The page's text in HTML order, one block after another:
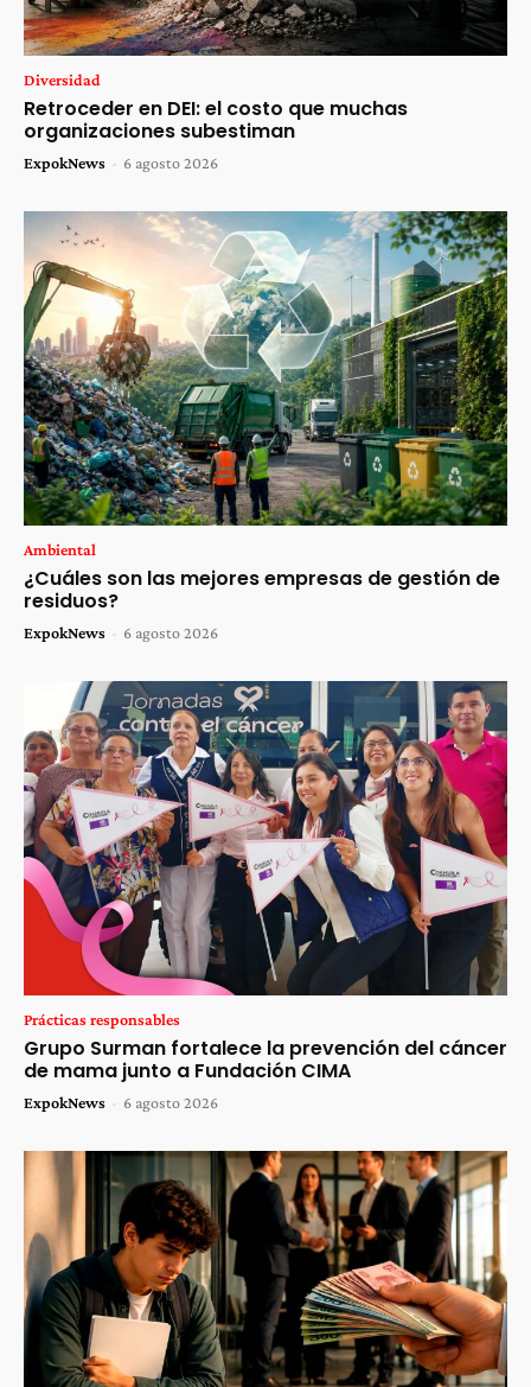
Diversidad
Retroceder en DEI: el costo que muchas
organizaciones subestiman
ExpokNews - 6 agosto 2026
Ambiental
¿Cuáles son las mejores empresas de gestión de
residuos?
ExpokNews - 6 agosto 2026
Prácticas responsables
Grupo Surman fortalece la prevención del cáncer
de mama junto a Fundación CIMA
ExpokNews - 6 agosto 2026